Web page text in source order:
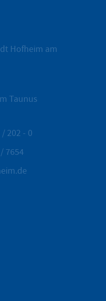
Hofheim am
Taunus
202 - 0
7654